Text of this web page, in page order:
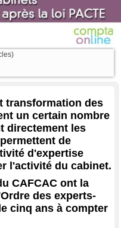
transformation des
un certain nombre
directement les
de
d'expertise
l'activité du cabinet.
CAFCAC ont la
des experts-
cinq ans à compter